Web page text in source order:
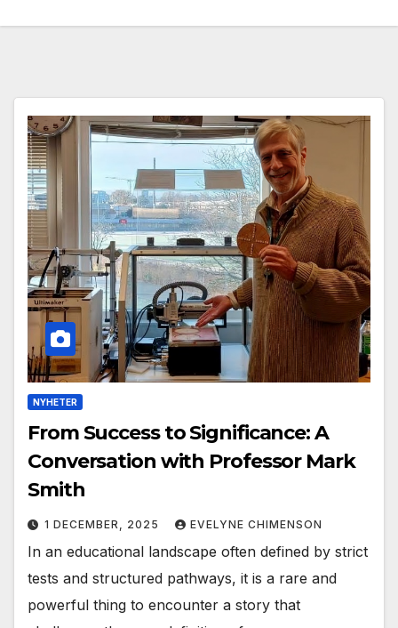
NYHETER
From Success to Significance: A
Conversation with Professor Mark
Smith
1 DECEMBER, 2025 EVELYNE CHIMENSON
In an educational landscape often defined by strict
tests and structured pathways, it is a rare and
powerful thing to encounter a story that